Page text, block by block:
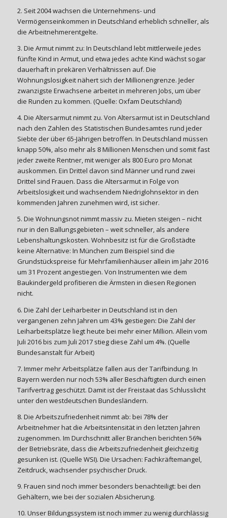
2. Seit 2004 wachsen die Unternehmens- und
Vermögenseinkommen in Deutschland erheblich schneller, als
die Arbeitnehmerentgelte.
3. Die Armut nimmt zu: In Deutschland lebt mittlerweile jedes
fünfte Kind in Armut, und etwa jedes achte Kind wächst sogar
dauerhaft in prekären Verhältnissen auf. Die
Wohnungslosigkeit nähert sich der Millionengrenze. Jeder
zwanzigste Erwachsene arbeitet in mehreren Jobs, um über
die Runden zu kommen. (Quelle: Oxfam Deutschland)
4. Die Altersarmut nimmt zu. Von Altersarmut ist in Deutschland
nach den Zahlen des Statistischen Bundesamtes rund jeder
Siebte der über 65-Jährigen betroffen. In Deutschland müssen
knapp 50%, also mehr als 8 Millionen Menschen und somit fast
jeder zweite Rentner, mit weniger als 800 Euro pro Monat
auskommen. Ein Drittel davon sind Männer und rund zwei
Drittel sind Frauen. Dass die Altersarmut in Folge von
Arbeitslosigkeit und wachsendem Niedriglohnsektor in den
kommenden Jahren zunehmen wird, ist sicher.
5. Die Wohnungsnot nimmt massiv zu. Mieten steigen – nicht
nur in den Ballungsgebieten – weit schneller, als andere
Lebenshaltungskosten. Wohnbesitz ist für die Großstädte
keine Alternative: In München zum Beispiel sind die
Grundstückspreise für Mehrfamilienhäuser allein im Jahr 2016
um 31 Prozent angestiegen. Von Instrumenten wie dem
Baukindergeld profitieren die Ärmsten in diesen Regionen
nicht.
6. Die Zahl der Leiharbeiter in Deutschland ist in den
vergangenen zehn Jahren um 43% gestiegen: Die Zahl der
Leiharbeitsplätze liegt heute bei mehr einer Million. Allein vom
Juli 2016 bis zum Juli 2017 stieg diese Zahl um 4%. (Quelle
Bundesanstalt für Arbeit)
7. Immer mehr Arbeitsplätze fallen aus der Tarifbindung. In
Bayern werden nur noch 53% aller Beschäftigten durch einen
Tarifvertrag geschützt. Damit ist der Freistaat das Schlusslicht
unter den westdeutschen Bundesländern.
8. Die Arbeitszufriedenheit nimmt ab: bei 78% der
Arbeitnehmer hat die Arbeitsintensität in den letzten Jahren
zugenommen. Im Durchschnitt aller Branchen berichten 56%
der Betriebsräte, dass die Arbeitszufriedenheit gleichzeitig
gesunken ist. (Quelle WSI). Die Ursachen: Fachkräftemangel,
Zeitdruck, wachsender psychischer Druck.
9. Frauen sind noch immer besonders benachteiligt: bei den
Gehältern, wie bei der sozialen Absicherung.
10. Unser Bildungssystem ist noch immer zu wenig durchlässig